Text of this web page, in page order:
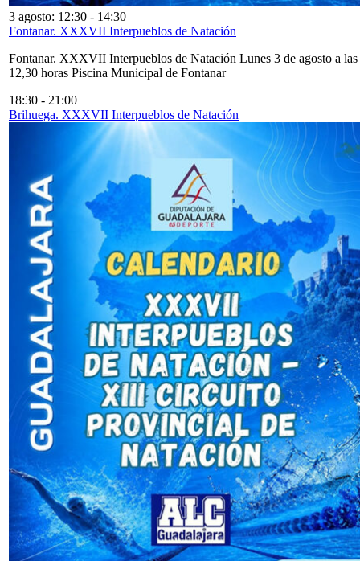
3 agosto: 12:30 - 14:30
Fontanar. XXXVII Interpueblos de Natación
Fontanar. XXXVII Interpueblos de Natación Lunes 3 de agosto a las
12,30 horas Piscina Municipal de Fontanar
18:30 - 21:00
Brihuega. XXXVII Interpueblos de Natación